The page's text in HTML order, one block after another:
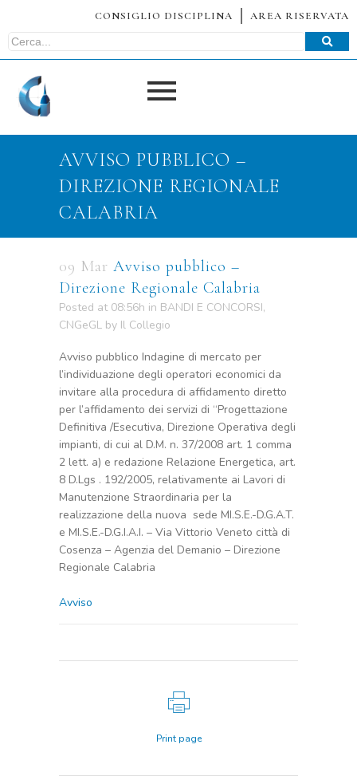
CONSIGLIO DISCIPLINA AREA RISERVATA
AVVISO PUBBLICO –
DIREZIONE REGIONALE
CALABRIA
09 Mar Avviso pubblico –
Direzione Regionale Calabria
Posted at 08:56h in BANDI E CONCORSI,
CNGeGL by Il Collegio
Avviso pubblico Indagine di mercato per
l’individuazione degli operatori economici da
invitare alla procedura di affidamento diretto
per l’affidamento dei servizi di “Progettazione
Definitiva /Esecutiva, Direzione Operativa degli
impianti, di cui al D.M. n. 37/2008 art. 1 comma
2 lett. a) e redazione Relazione Energetica, art.
8 D.Lgs . 192/2005, relativamente ai Lavori di
Manutenzione Straordinaria per la
realizzazione della nuova sede MI.S.E.-D.G.A.T.
e MI.S.E.-D.G.I.A.I. – Via Vittorio Veneto città di
Cosenza – Agenzia del Demanio – Direzione
Regionale Calabria
Avviso
Print page